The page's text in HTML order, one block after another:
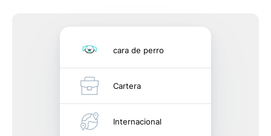
cara de perro
Cartera
Internacional